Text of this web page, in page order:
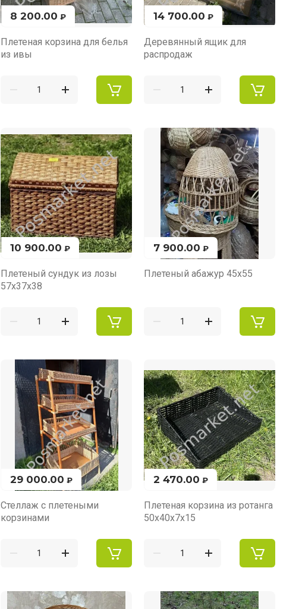
8 200.00 ₽
Плетеная корзина для белья
из ивы
14 700.00 ₽
Деревянный ящик для
распродаж
10 900.00 ₽
Плетеный сундук из лозы
57х37х38
7 900.00 ₽
Плетеный абажур 45х55
29 000.00 ₽
Стеллаж с плетеными
корзинами
2 470.00 ₽
Плетеная корзина из ротанга
50х40х7х15